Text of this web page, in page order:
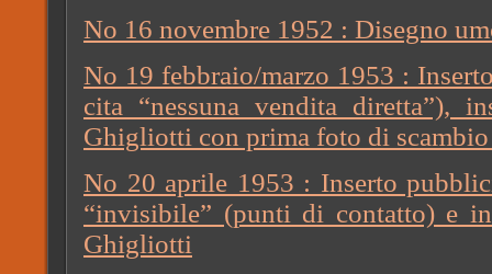
No 16 novembre 1952 : Disegno
No 19 febbraio/marzo 1953 :
cita “nessuna vendita diretta”),
Ghigliotti con prima foto di
No 20 aprile 1953 : Inserto
“invisibile” (punti di contatto) e
Ghigliotti